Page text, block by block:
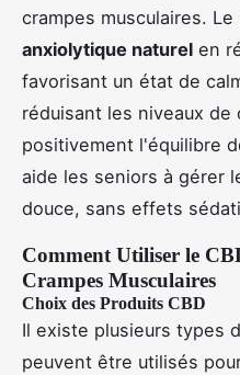
crampes musculaires.
anxiolytique naturel en
favorisant un état de
réduisant les niveaux
positivement l'équilibre
aide les seniors à gérer
douce, sans effets
Comment Utiliser le
Crampes Musculaires
Choix des Produits CBD
Il existe plusieurs types
peuvent être utilisés